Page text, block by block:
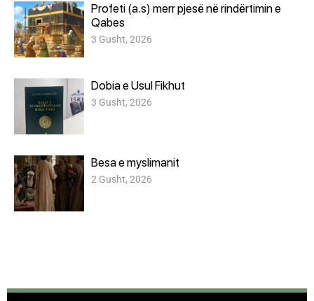
Profeti (a.s) merr pjesë në rindërtimin e
Qabes
3 Gusht, 2026
Dobia e Usul Fikhut
3 Gusht, 2026
Besa e myslimanit
2 Gusht, 2026